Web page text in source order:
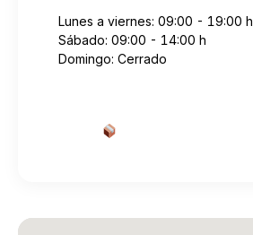
Lunes a viernes: 09:00 - 19:00 h
Sábado: 09:00 - 14:00 h
Domingo: Cerrado